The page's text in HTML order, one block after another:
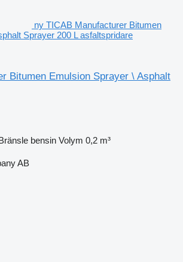
ny TICAB Manufacturer Bitumen
Sprayer 200 L asfaltspridare
Bitumen Emulsion Sprayer \ Asphalt
bensin Volym 0,2 m³
AB